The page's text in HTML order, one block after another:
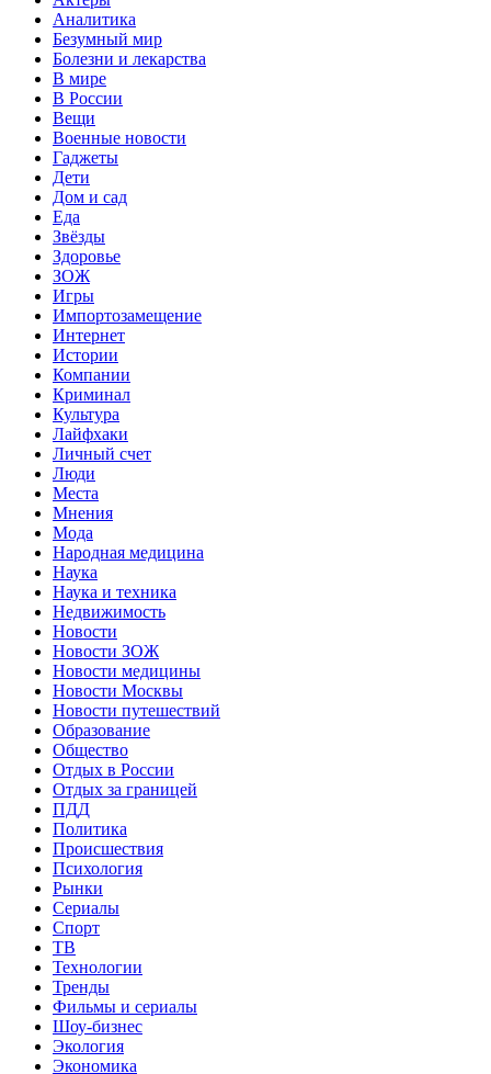
Аналитика
Безумный мир
Болезни и лекарства
В мире
В России
Вещи
Военные новости
Гаджеты
Дети
Дом и сад
Еда
Звёзды
Здоровье
ЗОЖ
Игры
Импортозамещение
Интернет
Истории
Компании
Криминал
Культура
Лайфхаки
Личный счет
Люди
Места
Мнения
Мода
Народная медицина
Наука
Наука и техника
Недвижимость
Новости
Новости ЗОЖ
Новости медицины
Новости Москвы
Новости путешествий
Образование
Общество
Отдых в России
Отдых за границей
ПДД
Политика
Происшествия
Психология
Рынки
Сериалы
Спорт
ТВ
Технологии
Тренды
Фильмы и сериалы
Шоу-бизнес
Экология
Экономика